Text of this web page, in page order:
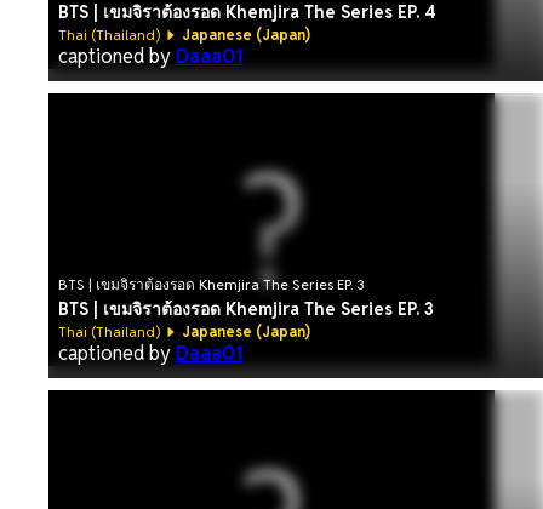
BTS | เขมจิราต้องรอด Khemjira The Series EP. 4
Thai (Thailand) Japanese (Japan)
captioned by Daaa01
BTS | เขมจิราต้องรอด Khemjira The Series EP. 3
BTS | เขมจิราต้องรอด Khemjira The Series EP. 3
Thai (Thailand) Japanese (Japan)
captioned by Daaa01